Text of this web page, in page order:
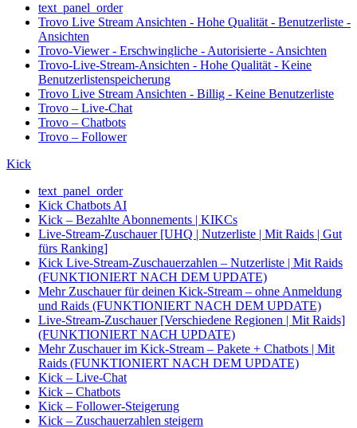
text_panel_order
Trovo Live Stream Ansichten - Hohe Qualität - Benutzerliste -
Ansichten
Trovo-Viewer - Erschwingliche - Autorisierte - Ansichten
Trovo-Live-Stream-Ansichten - Hohe Qualität - Keine
Benutzerlistenspeicherung
Trovo Live Stream Ansichten - Billig - Keine Benutzerliste
Trovo – Live-Chat
Trovo – Chatbots
Trovo – Follower
Kick
text_panel_order
Kick Chatbots AI
Kick – Bezahlte Abonnements | KIKCs
Live-Stream-Zuschauer [UHQ | Nutzerliste | Mit Raids | Gut
fürs Ranking]
Kick Live-Stream-Zuschauerzahlen – Nutzerliste | Mit Raids
(FUNKTIONIERT NACH DEM UPDATE)
Mehr Zuschauer für deinen Kick-Stream – ohne Anmeldung
und Raids (FUNKTIONIERT NACH DEM UPDATE)
Live-Stream-Zuschauer [Verschiedene Regionen | Mit Raids]
(FUNKTIONIERT NACH UPDATE)
Mehr Zuschauer im Kick-Stream – Pakete + Chatbots | Mit
Raids (FUNKTIONIERT NACH DEM UPDATE)
Kick – Live-Chat
Kick – Chatbots
Kick – Follower-Steigerung
Kick – Zuschauerzahlen steigern